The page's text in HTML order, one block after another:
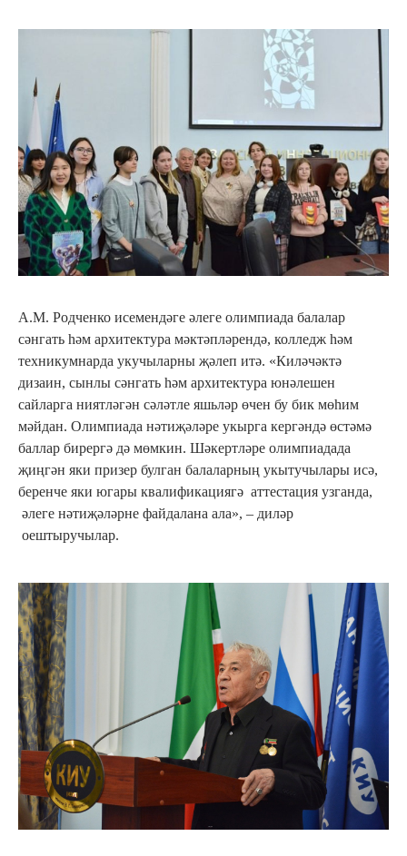
А.М. Родченко исемендәге әлеге олимпиада балалар
сәнгать һәм архитектура мәктәпләрендә, колледж һәм
техникумнарда укучыларны җәлеп итә. «Киләчәктә
дизаин, сынлы сәнгать һәм архитектура юнәлешен
сайларга ниятләгән сәләтле яшьләр өчен бу бик мөһим
мәйдан. Олимпиада нәтиҗәләре укырга кергәндә өстәмә
баллар бирергә дә мөмкин. Шәкертләре олимпиадада
җиңгән яки призер булган балаларның укытучылары исә,
беренче яки югары квалификациягә аттестация узганда,
әлеге нәтиҗәләрне файдалана ала», – диләр
оештыручылар.